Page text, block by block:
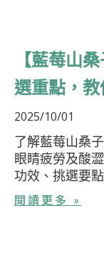
【藍莓山
選重點，教
2025/10/01
了解藍莓山桑
眼睛疲勞及酸
功效、挑選要
閱讀更多 »